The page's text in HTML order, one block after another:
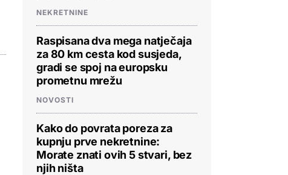
NEKRETNINE
Raspisana dva mega natječaja
za 80 km cesta kod susjeda,
gradi se spoj na europsku
prometnu mrežu
NOVOSTI
Kako do povrata poreza za
kupnju prve nekretnine:
Morate znati ovih 5 stvari, bez
njih ništa